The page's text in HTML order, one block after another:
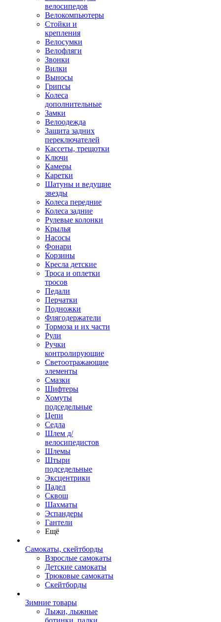
велосипедов
Велокомпьютеры
Стойки и
крепления
Велосумки
Велофляги
Звонки
Вилки
Выносы
Грипсы
Колеса
дополнительные
Замки
Велоодежда
Защита задних
переключателей
Кассеты, трещотки
Ключи
Камеры
Каретки
Шатуны и ведущие
звезды
Колеса передние
Колеса задние
Рулевые колонки
Крылья
Насосы
Фонари
Корзины
Кресла детские
Троса и оплетки
тросов
Педали
Перчатки
Подножки
Флягодержатели
Тормоза и их части
Рули
Ручки
контролирующие
Светоотражающие
элементы
Смазки
Шифтеры
Хомуты
подседельные
Цепи
Седла
Шлем д/
велосипедистов
Шлемы
Штыри
подседельные
Эксцентрики
Падел
Сквош
Шахматы
Эспандеры
Гантели
Ещё
Самокаты, скейтборды
Взрослые самокаты
Детские самокаты
Трюковые самокаты
Скейтборды
Зимние товары
Лыжи, лыжные
ботинки, палки